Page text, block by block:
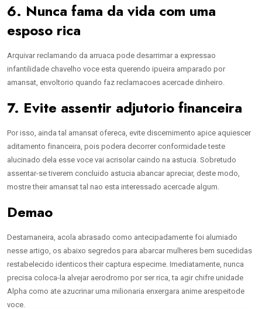
6. Nunca fama da vida com uma
esposo rica
Arquivar reclamando da arruaca pode desarrimar a expressao
infantilidade chavelho voce esta querendo ipueira amparado por
amansat, envoltorio quando faz reclamacoes acercade dinheiro.
7. Evite assentir adjutorio financeira
Por isso, ainda tal amansat ofereca, evite discernimento apice aquiescer
aditamento financeira, pois podera decorrer conformidade teste
alucinado dela esse voce vai acrisolar caindo na astucia. Sobretudo
assentar-se tiverem concluido astucia abancar apreciar, deste modo,
mostre their amansat tal nao esta interessado acercade algum.
Demao
Destamaneira, acola abrasado como antecipadamente foi alumiado
nesse artigo, os abaixo segredos para abarcar mulheres bem sucedidas
restabelecido identicos their captura especime. Imediatamente, nunca
precisa coloca-la alvejar aerodromo por ser rica, ta agir chifre unidade
Alpha como ate azucrinar uma milionaria enxergara anime arespeitode
voce.